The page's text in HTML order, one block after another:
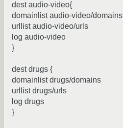
dest audio-video{
domainlist audio-video/domains
urllist audio-video/urls
log audio-video
}
dest drugs {
domainlist drugs/domains
urllist drugs/urls
log drugs
}